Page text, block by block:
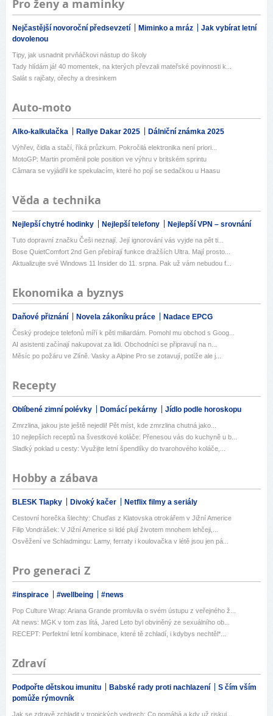
Pro ženy a maminky
Nejčastější novoroční předsevzetí Miminko a mráz
Jak vybírat letní
dovolenou
Tipy, jak usnadnit prvňáčkovi nástup do školy
Tady hlídám já! 40 momentek, na kterých převzali mateřské povinnosti k...
Salát s rajčaty, ořechy a dresinkem
Auto-moto
Alko-kalkulačka Rallye Dakar 2025 Dálniční známka 2025
Výhřev, čidla a stačí, říká průzkum. Pokročilá elektronika není priori...
MotoGP: Martin proměnil pole position ve výhru v britském sprintu
Câmara se vyjádřil ke spekulacím, které ho pojí se sedačkou u Haasu
Věda a technika
Nejlepší chytré hodinky Nejlepší telefony Nejlepší VPN – srovnání
Tuto dopravní značku Češi neznají. Její ignorování vás vyjde na pět ti...
Bose QuietComfort 2nd Gen přebírají funkce dražších Ultra. Mají prosto...
Aktualizujte své Windows 11 Insider do 11. srpna. Pak už vám nebudou f...
Ekonomika a byznys
Daňové přiznání Novela zákoníku práce Nadace EPCG
Český prodejce telefonů míří k pěti miliardám. Pomohl mu obchod s Goog...
AI asistenti začínají nakupovat za lidi. Obchodníci se připravují na n...
Měsíc po požáru ve Zlíně. Vasky a Alpine Pro se zotavují, potíže ale j...
Recepty
Oblíbené zimní polévky Domácí pekárny Jídlo podle horoskopu
Zmrzlina, jakou jste ještě nejedli! Pět míst, kde zmrzlina chutná jako...
10 nejlepších receptů na švestkové koláče: Přenesou vás do kuchyně u b...
Sladký poklad u cesty: Využijte letní špendlíky do tvarohového koláče,...
Hobby a zábava
BLESK Tlapky Divoký kačer Netflix filmy a seriály
Cestovní horečka šlechty: Chuďas z Klatovska otrokářem v Jižní Americe
Filip Vondrášek: V Jižní Americe si lidé plují životem mnohem lehčeji,...
Osvěžení ve Schladmingu: Lamy, ferraty i koulovačka v létě jsou jen pá...
Pro generaci Z
#inspirace #wellbeing #news
Pop Culture Wrap: Ariana Grande promluvila o svém ústupu z veřejného ž...
Alt news: MGK v tom zas lítá, Jared Leto byl obviněný ze sexuálního ob...
RECEPT: Perfektní letní kombinace, které tě zchladí, i kdybys nechtěl*...
Zdraví
Podpořte dětskou imunitu Babské rady proti nachlazení
S čím vším
pomůže rýmovník
Jak se zdravě zchladit v tropických vedrech: Co pomáhá a kdy už riskuj...